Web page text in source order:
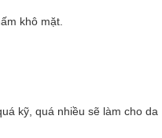
khô mặt.
kỹ, quá nhiều sẽ làm cho da